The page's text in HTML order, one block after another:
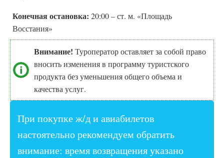
Конечная остановка: 20:00 – ст. м. «Площадь
Восстания»
Внимание! Туроператор оставляет за собой право
вносить изменения в программу туристского
продукта без уменьшения общего объема и
качества услуг.
При покупке ж/д и авиабилетов
настоятельно рекомендуем обратить
внимание: время возвращения указано